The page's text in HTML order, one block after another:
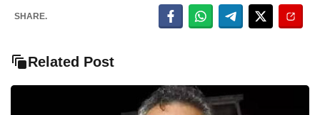
SHARE.
Related Post